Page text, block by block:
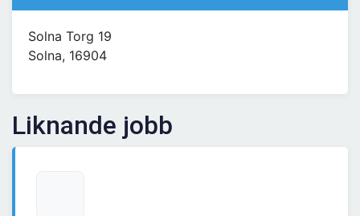
Solna Torg 19
Solna, 16904
Liknande jobb